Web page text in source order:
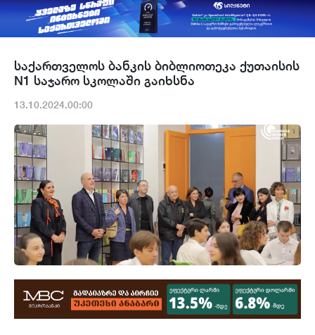
საქართველოს ბანკის ბიბლიოთეკა ქუთაისის
N1 საჯარო სკოლაში გაიხსნა
13.10.2024.00:00